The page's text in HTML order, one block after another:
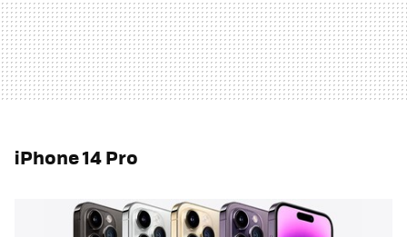
iPhone 14 Pro